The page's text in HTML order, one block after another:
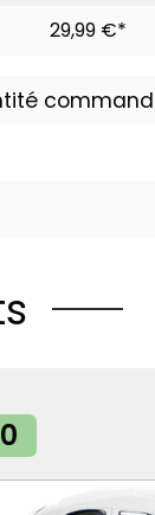
29,99 €*